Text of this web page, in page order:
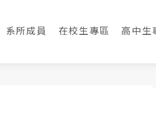
系所成員 在校生專區 高中生